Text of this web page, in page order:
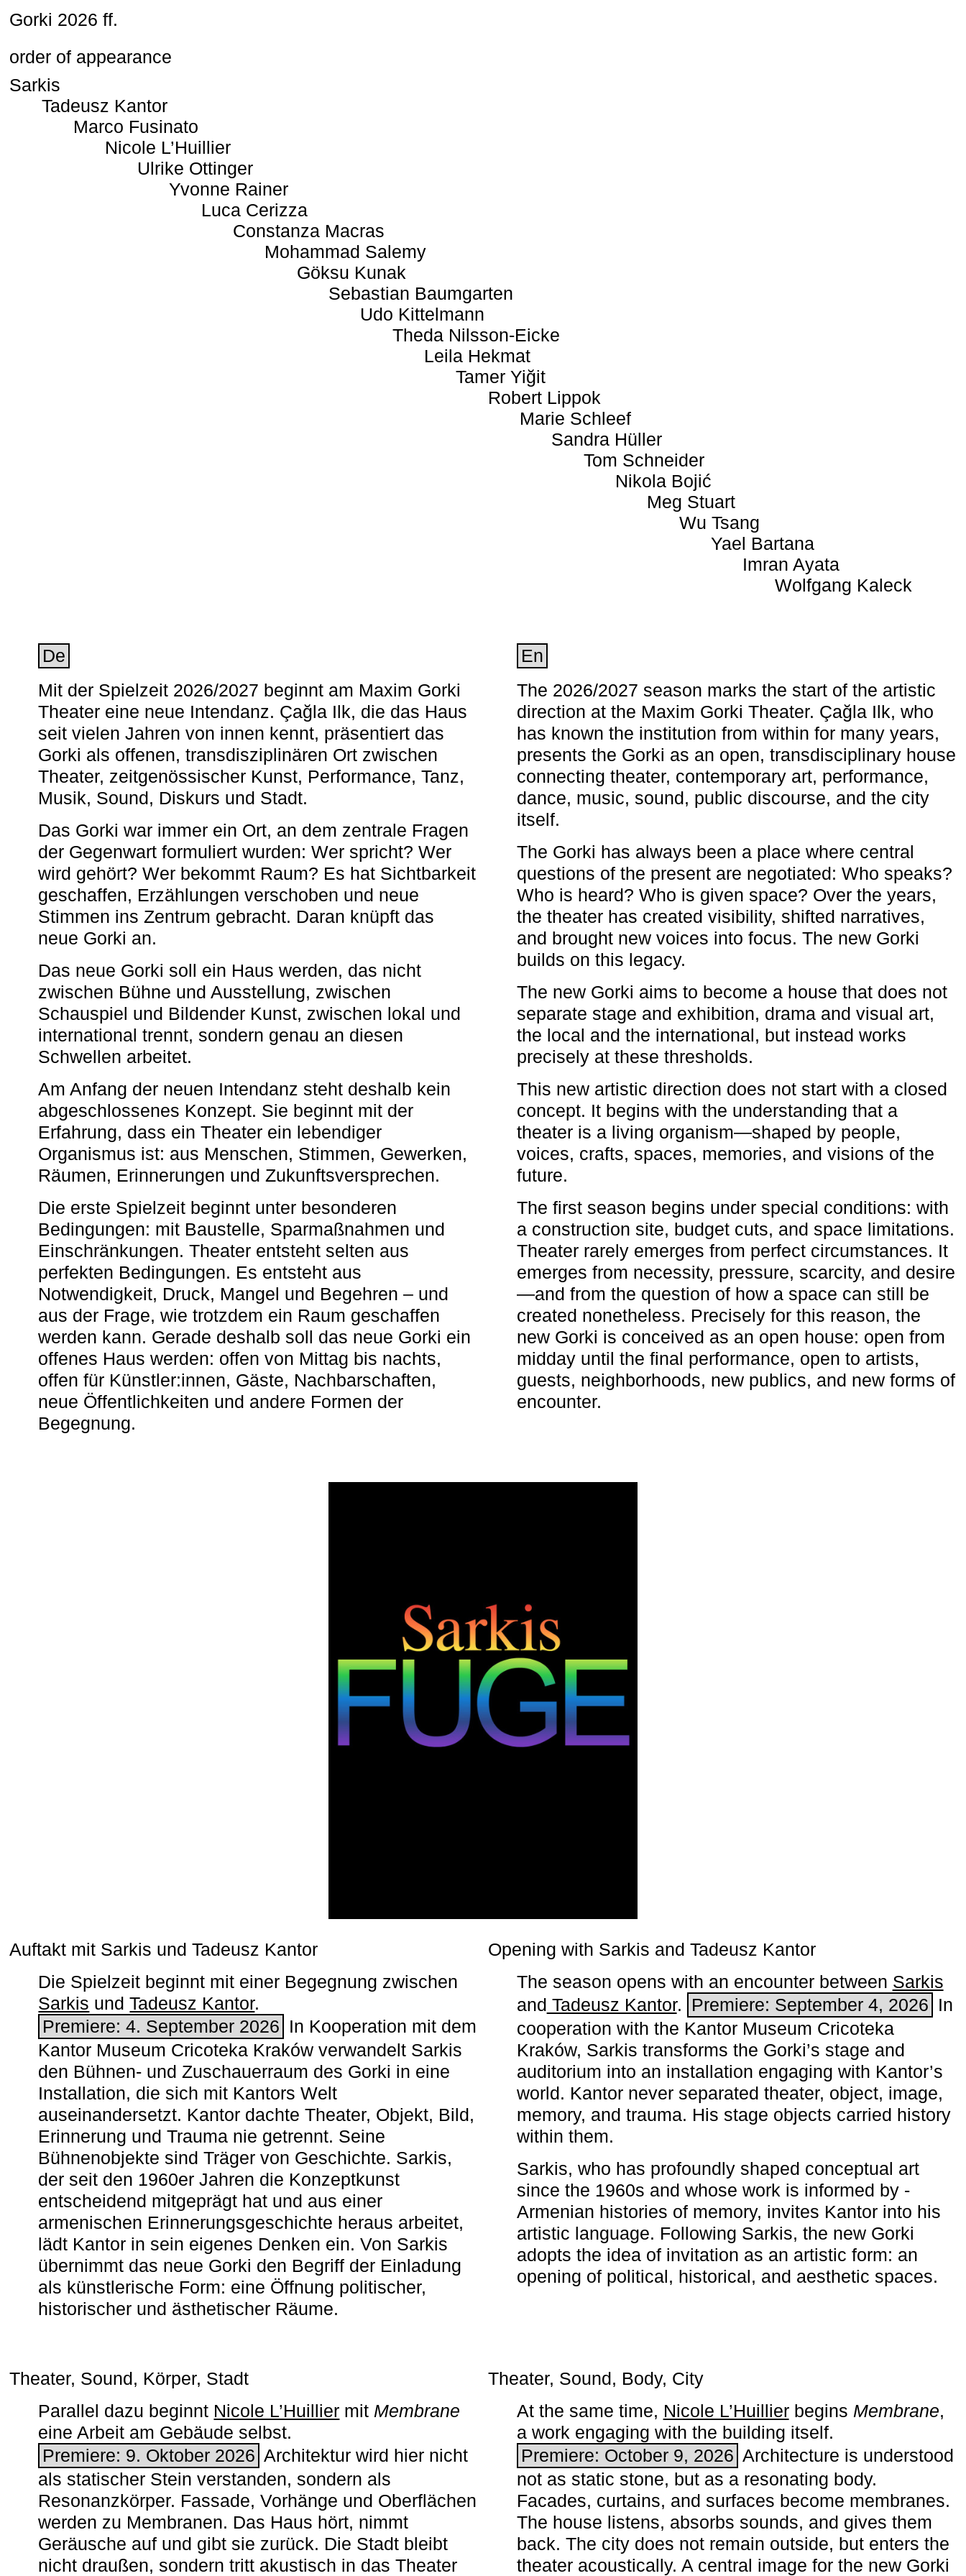
Gorki 2026 ff.
order of appearance
Sarkis
Tadeusz Kantor
Marco Fusinato
Nicole L’Huillier
Ulrike Ottinger
Yvonne Rainer
Luca Cerizza
Constanza Macras
Mohammad Salemy
Göksu Kunak
Sebastian Baumgarten
Udo Kittelmann
Theda Nilsson-Eicke
Leila Hekmat
Tamer Yiğit
Robert Lippok
Marie Schleef
Sandra Hüller
Tom Schneider
Nikola Bojić
Meg Stuart
Wu Tsang
Yael Bartana
Imran Ayata
Wolfgang Kaleck
De
Mit der Spielzeit 2026/2027 beginnt am Maxim Gorki
Theater eine neue Intendanz. Çağla Ilk, die das Haus
seit vielen Jahren von innen kennt, präsentiert das
Gorki als offenen, transdisziplinären Ort zwischen
Theater, zeitgenössischer Kunst, Performance, Tanz,
Musik, Sound, Diskurs und Stadt.
Das Gorki war immer ein Ort, an dem zentrale Fragen
der Gegenwart formuliert wurden: Wer spricht? Wer
wird gehört? Wer bekommt Raum? Es hat Sichtbarkeit
geschaffen, Erzählungen verschoben und neue
Stimmen ins Zentrum gebracht. Daran knüpft das
neue Gorki an.
Das neue Gorki soll ein Haus werden, das nicht
zwischen Bühne und Ausstellung, zwischen
Schauspiel und Bildender Kunst, zwischen lokal und
international trennt, sondern genau an diesen
Schwellen arbeitet.
Am Anfang der neuen Intendanz steht deshalb kein
abgeschlossenes Konzept. Sie beginnt mit der
Erfahrung, dass ein Theater ein lebendiger
Organismus ist: aus Menschen, Stimmen, Gewerken,
Räumen, Erinnerungen und Zukunftsversprechen.
Die erste Spielzeit beginnt unter besonderen
Bedingungen: mit Baustelle, Sparmaßnahmen und
Einschränkungen. Theater entsteht selten aus
perfekten Bedingungen. Es entsteht aus
Notwendigkeit, Druck, Mangel und Begehren – und
aus der Frage, wie trotzdem ein Raum geschaffen
werden kann. Gerade deshalb soll das neue Gorki ein
offenes Haus werden: offen von Mittag bis nachts,
offen für Künstler:innen, Gäste, Nachbarschaften,
neue Öffentlichkeiten und andere Formen der
Begegnung.
En
The 2026/2027 season marks the start of the artistic
direction at the Maxim Gorki Theater. Çağla Ilk, who
has known the institution from within for many years,
presents the Gorki as an open, transdisciplinary house
connecting theater, contemporary art, performance,
dance, music, sound, public discourse, and the city
itself.
The Gorki has always been a place where central
questions of the present are negotiated: Who speaks?
Who is heard? Who is given space? Over the years,
the theater has created visibility, shifted narratives,
and brought new voices into focus. The new Gorki
builds on this legacy.
The new Gorki aims to become a house that does not
separate stage and exhibition, drama and visual art,
the local and the international, but instead works
precisely at these thresholds.
This new artistic direction does not start with a closed
concept. It begins with the understanding that a
theater is a living organism—shaped by people,
voices, crafts, spaces, memories, and visions of the
future.
The first season begins under special conditions: with
a construction site, budget cuts, and space limitations.
Theater rarely emerges from perfect circumstances. It
emerges from necessity, pressure, scarcity, and desire
—and from the question of how a space can still be
created nonetheless. Precisely for this reason, the
new Gorki is conceived as an open house: open from
midday until the final performance, open to artists,
guests, neighborhoods, new publics, and new forms of
encounter.
Auftakt mit Sarkis und Tadeusz Kantor
Die Spielzeit beginnt mit einer Begegnung zwischen
Sarkis undTadeusz Kantor.
Premiere: 4. September 2026 In Kooperation mit dem
Kantor Museum Cricoteka Kraków verwandelt Sarkis
den Bühnen- und Zuschauerraum des Gorki in eine
Installation, die sich mit Kantors Welt
auseinandersetzt. Kantor dachte Theater, Objekt, Bild,
Erinnerung und Trauma nie getrennt. Seine
Bühnenobjekte sind Träger von Geschichte. Sarkis,
der seit den 1960er Jahren die Konzeptkunst
entscheidend mitgeprägt hat und aus einer
armenischen ­Erinnerungsgeschichte heraus arbeitet,
lädt Kantor in sein eigenes Denken ein. Von Sarkis
übernimmt das neue Gorki den Begriff der Einladung
als künstlerische Form: eine Öffnung politischer,
historischer und ästhetischer Räume.
Opening with Sarkis and Tadeusz Kantor
The season opens with an encounter between Sarkis
and Tadeusz Kantor. Premiere: September 4, 2026 In
cooperation with the ­Kantor Museum Cricoteka
Kraków, Sarkis transforms the Gorki’s stage and
auditorium into an installation engaging with Kantor’s
world. Kantor never separated theater, object, image,
memory, and trauma. His stage objects carried history
within them.
Sarkis, who has profoundly shaped conceptual art
since the 1960s and whose work is informed by ­
Armenian histories of memory, invites Kantor into his
artistic language. Following Sarkis, the new Gorki
adopts the idea of invitation as an artistic form: an
opening of political, historical, and aesthetic spaces.
Theater, Sound, Körper, Stadt
Parallel dazu beginnt Nicole L’Huillier mit ­ Membrane
eine Arbeit am Gebäude selbst.
Premiere: 9. Oktober 2026 Architektur wird hier nicht
als statischer Stein verstanden, sondern als
Resonanzkörper. Fassade, Vorhänge und Oberflächen
werden zu Membranen. Das Haus hört, nimmt
Geräusche auf und gibt sie zurück. Die Stadt bleibt
nicht draußen, sondern tritt akustisch in das Theater
Theater, Sound, Body, City
At the same time, Nicole L’Huillierbegins ­ Membrane,
a work engaging with the building itself.
Premiere: October 9, 2026 Architecture is understood
not as static stone, but as a resonating body.
Facades, curtains, and surfaces become membranes.
The house listens, absorbs sounds, and gives them
back. The city does not remain outside, but enters the
theater acoustically. A central image for the new Gorki